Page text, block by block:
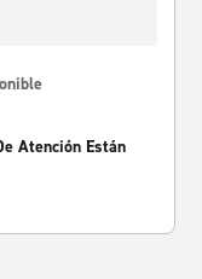
Atención Están